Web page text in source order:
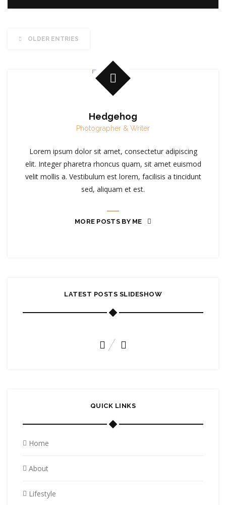
OLDER ENTRIES
Hedgehog
Photographer & Writer
Lorem ipsum dolor sit amet, consectetur adipiscing
elit. Integer pharetra rhoncus quam, sit amet euismod
velit mollis a. Vestibulum est lorem, facilisis a tincidunt
sed, aliquam et est.
MORE POSTS BY ME
LATEST POSTS SLIDESHOW
QUICK LINKS
Home
About
Lifestyle